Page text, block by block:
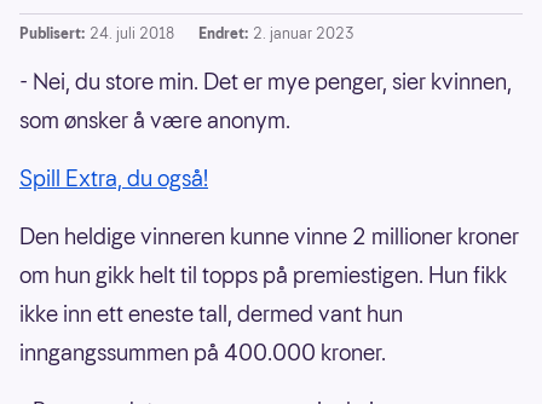
Publisert: 24. juli 2018 Endret: 2. januar 2023
- Nei, du store min. Det er mye penger, sier kvinnen,
som ønsker å være anonym.
Spill Extra, du også!
Den heldige vinneren kunne vinne 2 millioner kroner
om hun gikk helt til topps på premiestigen. Hun fikk
ikke inn ett eneste tall, dermed vant hun
inngangssummen på 400.000 kroner.